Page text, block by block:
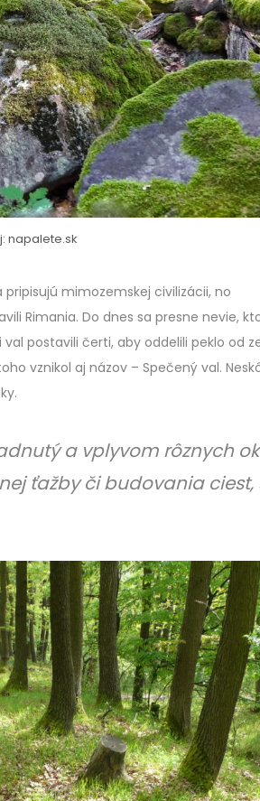
napalete.sk
mimozemskej civilizácii, no
Rimania. Do dnes sa presne nevie,
postavili čerti, aby oddelili peklo od
vznikol aj názov – Spečený val.
a vplyvom rôznych
ťažby či budovania ciest,